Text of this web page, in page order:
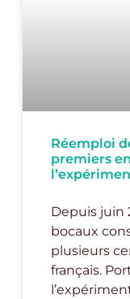
Réemploi
premiers
Depuis juin
bocaux
plusieurs
français.